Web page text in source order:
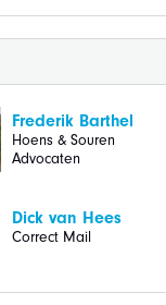
Frederik Barthel
Hoens & Souren
Advocaten
Dick van Hees
Correct Mail